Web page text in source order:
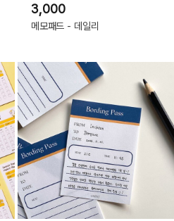
3,000
메모패드 - 데일리